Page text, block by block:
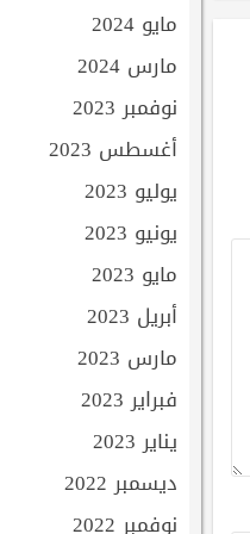
مايو 2024
مارس 2024
نوفمبر 2023
أغسطس 2023
يوليو 2023
يونيو 2023
مايو 2023
أبريل 2023
مارس 2023
فبراير 2023
يناير 2023
ديسمبر 2022
نوفمبر 2022